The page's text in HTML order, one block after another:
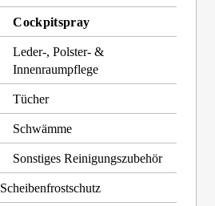
Cockpitspray
Leder-, Polster- &
Innenraumpflege
Tücher
Schwämme
Sonstiges Reinigungszubehör
Scheibenfrostschutz